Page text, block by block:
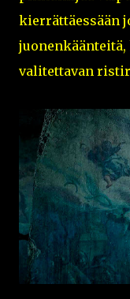
kierrättäessään
valitettavan